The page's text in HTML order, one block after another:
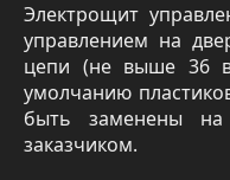
Электрощит
управлением на
цепи (не выше 36
умолчанию
быть заменены
заказчиком.